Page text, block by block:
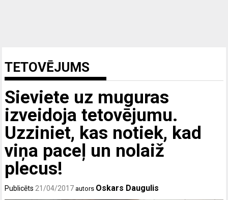
TETOVĒJUMS
Sieviete uz muguras
izveidoja tetovējumu.
Uzziniet, kas notiek, kad
viņa paceļ un nolaiž
plecus!
Publicēts 21/04/2017 autors Oskars Daugulis